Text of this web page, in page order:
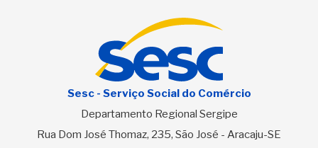
Sesc - Serviço Social do Comércio
Departamento Regional Sergipe
Rua Dom José Thomaz, 235, São José - Aracaju-SE